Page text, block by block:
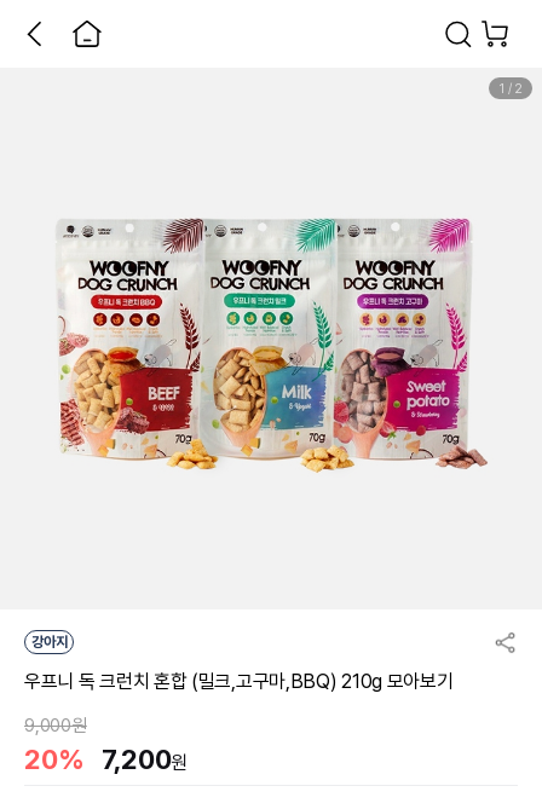
1 / 2
강아지
우프니 독 크런치 혼합 (밀크,고구마,BBQ) 210g 모아보기
9,000원
20% 7,200원